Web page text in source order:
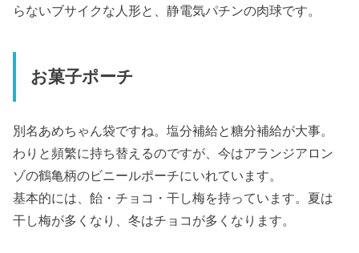
らないブサイクな人形と、静電気パチンの肉球です。
お菓子ポーチ
別名あめちゃん袋ですね。塩分補給と糖分補給が大事。
わりと頻繁に持ち替えるのですが、今はアランジアロン
ゾの鶴亀柄のビニールポーチにいれています。
基本的には、飴・チョコ・干し梅を持っています。夏は
干し梅が多くなり、冬はチョコが多くなります。